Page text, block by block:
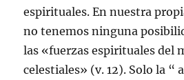
espirituales. En nuestra
no tenemos ninguna
las «fuerzas espirituales del
celestiales» (v. 12). Solo la “